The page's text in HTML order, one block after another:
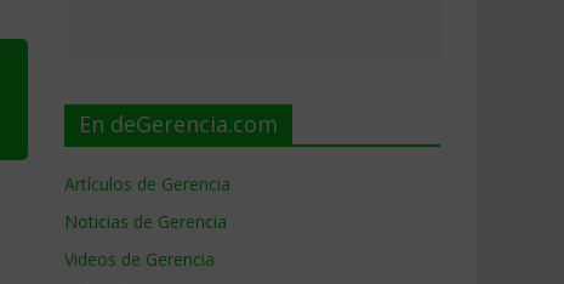
En deGerencia.com
Artículos de Gerencia
Noticias de Gerencia
Videos de Gerencia